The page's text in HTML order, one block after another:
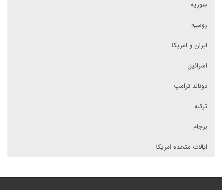
سوریه
روسیه
ایران و امریکا
اسرائیل
دونالد ترامپ
ترکیه
برجام
ایالات متحده امریکا